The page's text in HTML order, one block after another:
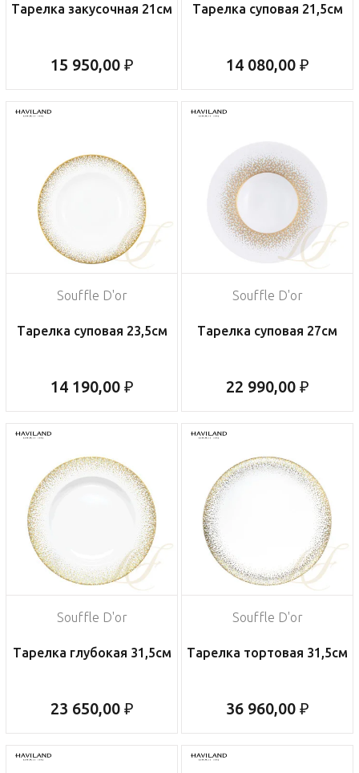
Тарелка закусочная 21см
15 950,00 ₽
Тарелка суповая 21,5см
14 080,00 ₽
Souffle D'or
Тарелка суповая 23,5см
14 190,00 ₽
Souffle D'or
Тарелка суповая 27см
22 990,00 ₽
Souffle D'or
Тарелка глубокая 31,5см
23 650,00 ₽
Souffle D'or
Тарелка тортовая 31,5см
36 960,00 ₽